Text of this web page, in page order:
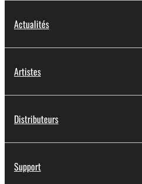
Actualités
Artistes
Distributeurs
Support